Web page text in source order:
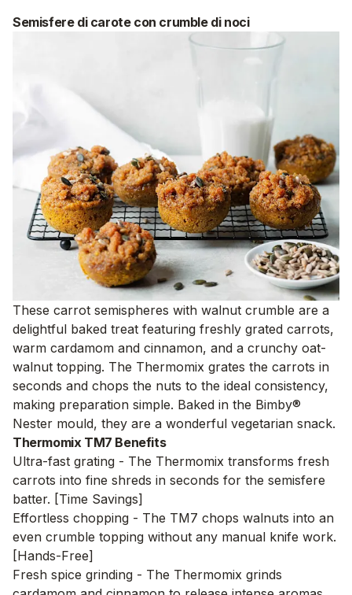
Semisfere di carote con crumble di noci
These carrot semispheres with walnut crumble are a
delightful baked treat featuring freshly grated carrots,
warm cardamom and cinnamon, and a crunchy oat-
walnut topping. The Thermomix grates the carrots in
seconds and chops the nuts to the ideal consistency,
making preparation simple. Baked in the Bimby®
Nester mould, they are a wonderful vegetarian snack.
Thermomix TM7 Benefits
Ultra-fast grating - The Thermomix transforms fresh
carrots into fine shreds in seconds for the semisfere
batter. [Time Savings]
Effortless chopping - The TM7 chops walnuts into an
even crumble topping without any manual knife work.
[Hands-Free]
Fresh spice grinding - The Thermomix grinds